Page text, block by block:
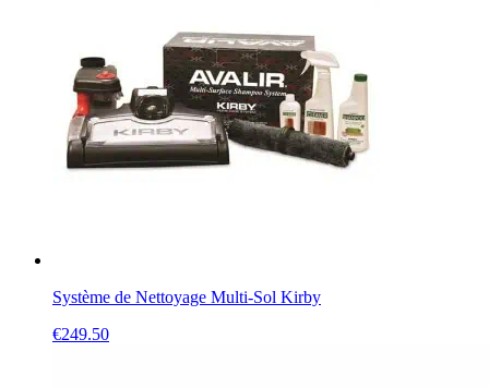
Système de Nettoyage Multi-Sol Kirby
€249.50